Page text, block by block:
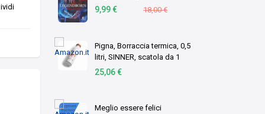
9,99 € 18,00 €
Pigna, Borraccia termica, 0,5
litri, SINNER, scatola da 1
pezzo
25,06 €
Meglio essere felici